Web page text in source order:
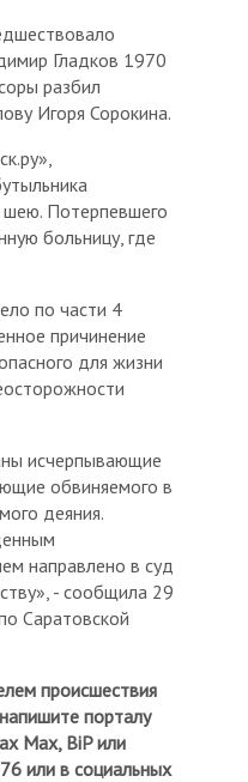
Гладков 1970
разбил
Игоря Сорокина.
шею. Потерпевшего
больницу, где
по части 4
причинение
для жизни
исчерпывающие
обвиняемого в
деяния.
направлено в суд
- сообщила 29
Саратовской
происшествия
порталу
Мах, BiP или
или в социальных